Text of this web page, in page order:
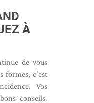
À
de vous
formes, c'est
Vos
conseils.